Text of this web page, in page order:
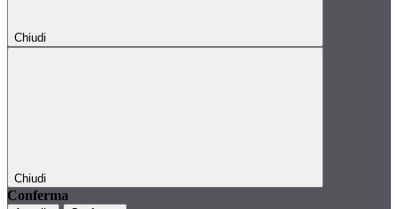
Chiudi
Chiudi
Conferma